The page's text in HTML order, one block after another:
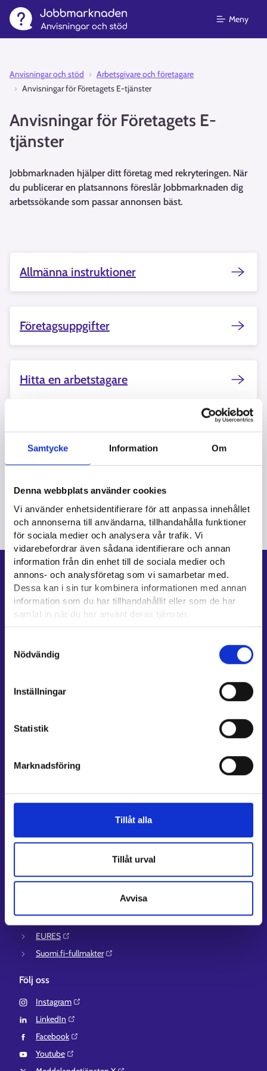
Samtycke Information Om
Denna webbplats använder cookies
Vi använder enhetsidentifierare för att anpassa innehållet
och annonserna till användarna, tillhandahålla funktioner
för sociala medier och analysera vår trafik. Vi
vidarebefordrar även sådana identifierare och annan
information från din enhet till de sociala medier och
annons- och analysföretag som vi samarbetar med.
Dessa kan i sin tur kombinera informationen med annan
information som du har tillhandahållit eller som de har
samlat in när du har använt deras tjänster.
Cookies
Nödvändig
Inställningar
Statistik
Marknadsföring
Tillåt alla
Tillåt urval
Avvisa
Meny
Anvisningar och stöd⁠
Arbetsgivare och företagare
Anvisningar för Företagets E-tjänster
Anvisningar för Företagets E-
tjänster
Jobbmarknaden hjälper ditt företag med rekryteringen. När
du publicerar en platsannons föreslår Jobbmarknaden dig
arbetssökande som passar annonsen bäst.
Allmänna instruktioner
Företagsuppgifter
Hitta en arbetstagare
Kontakt och händelser
Företagets verksamhet och utveckling
Genvägar
E-tjänster
Min karriärstig
Lediga arbetsplatser
Kundservice
Stöd för e-tjänster
Rådgivningstjänster för arbetsgivare och företagare
Stöd och respons
Arbets- och näringsministeriet⁠
Regionförvaltningens e-tjänst⁠
Work in Finland⁠
EURES⁠
Suomi.fi-fullmakter⁠
Följ oss
Instagram⁠
LinkedIn⁠
Facebook⁠
Youtube⁠